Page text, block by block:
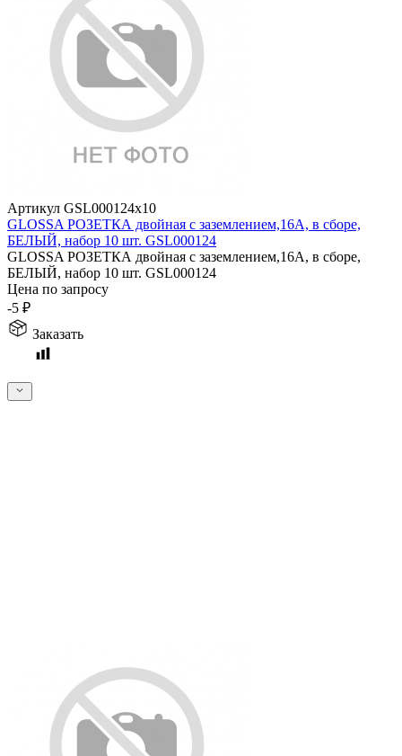
Артикул GSL000124x10
GLOSSA РОЗЕТКА двойная с заземлением,16А, в сборе,
БЕЛЫЙ, набор 10 шт. GSL000124
GLOSSA РОЗЕТКА двойная с заземлением,16А, в сборе,
БЕЛЫЙ, набор 10 шт. GSL000124
Цена по запросу
-5 ₽
Заказать